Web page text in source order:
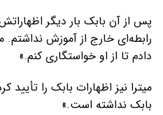
پس از آن بابک بار دیگر
رابطه‌ای خارج از آموزش نداشتم.
دادم تا از او خواستگاری کنم.»
میترا نیز اظهارات بابک را
بابک نداشته است.»